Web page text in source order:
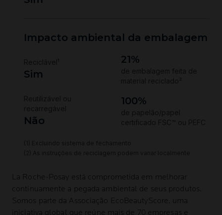
La Roche-Posay está comprometida em melhorar
continuamente a pegada ambiental de seus produtos.
Somos parte da Associação EcoBeautyScore
, uma
iniciativa global que reúne mais de 70 empresas e